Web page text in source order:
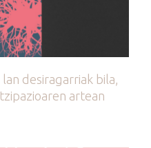
lan desiragarriak bila,
artean